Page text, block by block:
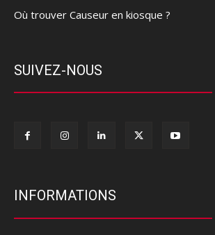
Où trouver Causeur en kiosque ?
SUIVEZ-NOUS
INFORMATIONS